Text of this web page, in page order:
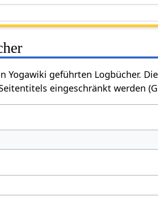
Yogawiki geführten Logbücher.
eingeschränkt werden